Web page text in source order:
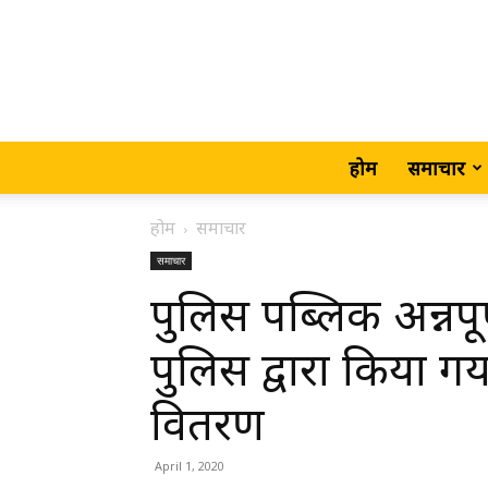
होम समाचार
होम समाचार
समाचार
पुलिस पब्लिक
पुलिस द्वारा किया
वितरण
April 1, 2020